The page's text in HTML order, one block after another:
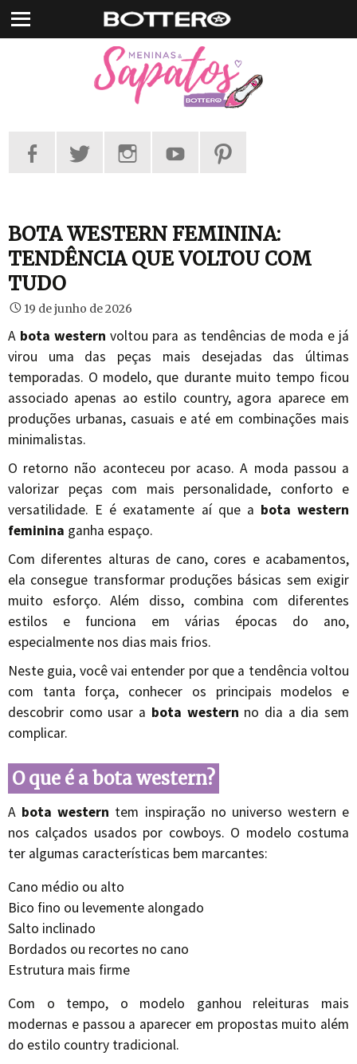
Pular
para
BOTA WESTERN FEMININA:
TENDÊNCIA QUE VOLTOU COM
TUDO
19 de junho de 2026
A bota western voltou para as tendências de moda e já
virou uma das peças mais desejadas das últimas
temporadas. O modelo, que durante muito tempo ficou
associado apenas ao estilo country, agora aparece em
produções urbanas, casuais e até em combinações mais
minimalistas.
O retorno não aconteceu por acaso. A moda passou a
valorizar peças com mais personalidade, conforto e
versatilidade. E é exatamente aí que a bota western
feminina ganha espaço.
Com diferentes alturas de cano, cores e acabamentos,
ela consegue transformar produções básicas sem exigir
muito esforço. Além disso, combina com diferentes
estilos e funciona em várias épocas do ano,
especialmente nos dias mais frios.
Neste guia, você vai entender por que a tendência voltou
com tanta força, conhecer os principais modelos e
descobrir como usar a bota western no dia a dia sem
complicar.
O que é a bota western?
A bota western tem inspiração no universo western e
nos calçados usados por cowboys. O modelo costuma
ter algumas características bem marcantes:
Cano médio ou alto
Bico fino ou levemente alongado
Salto inclinado
Bordados ou recortes no cano
Estrutura mais firme
Com o tempo, o modelo ganhou releituras mais
modernas e passou a aparecer em propostas muito além
do estilo country tradicional.